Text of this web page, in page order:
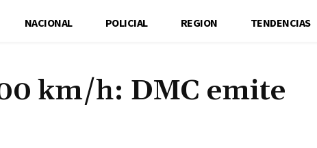
NACIONAL POLICIAL REGION TENDENCIAS
km/h: DMC emite